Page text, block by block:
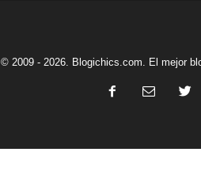
© 2009 - 2026. Blogichics.com. El mejor